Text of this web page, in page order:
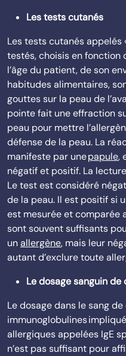
Les tests cutanés
Les tests cutanés appelés
testés, choisis en fonction
l’âge du patient, de son
habitudes alimentaires,
gouttes sur la peau de
pointe fait une effraction
peau pour mettre
défense de la peau. La
manifeste par unepapule,
négatif et positif. La
Le test est considéré
de la peau. Il est positif si
est mesurée et comparée
sont souvent suffisants
unallergène, mais leur
autant d’exclure toute
Le dosage sanguin
Le dosage dans le sang
immunoglobulines
allergiques appelées IgE
n’est pas suffisant pour